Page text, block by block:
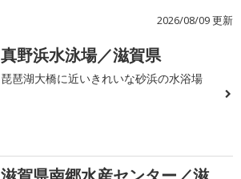
2026/08/09 更新
真野浜水泳場／滋賀県
琵琶湖大橋に近いきれいな砂浜の水浴場